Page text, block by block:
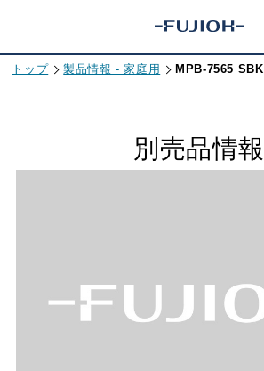
トップ 製品情報 - 家庭用 MPB-7565 SBK
別売品情報